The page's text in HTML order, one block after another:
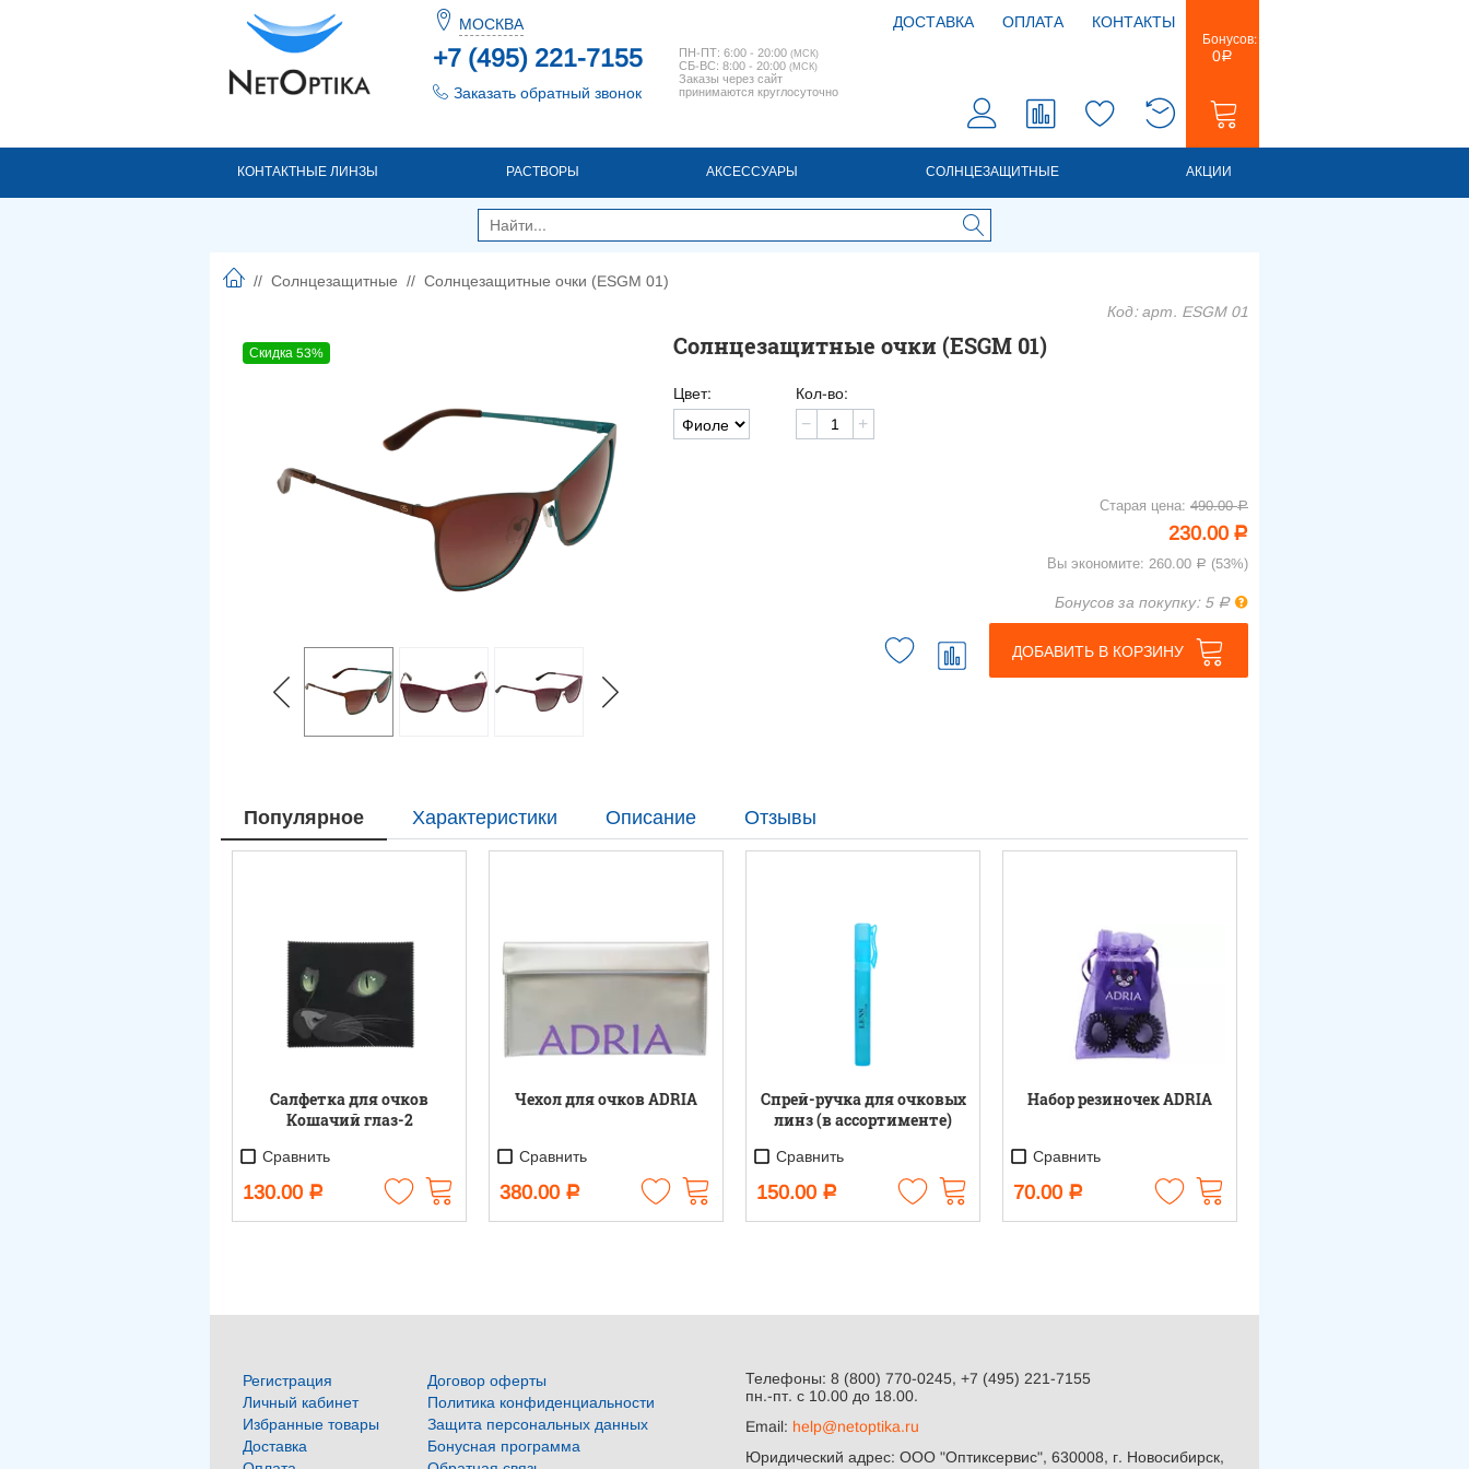
МОСКВА
+7 (495) 221-7155
Заказать обратный звонок
ПН-ПТ: 6:00 - 20:00 (МСК)
СБ-ВС: 8:00 - 20:00 (МСК)
Заказы через сайт
принимаются круглосуточно
ДОСТАВКА ОПЛАТА КОНТАКТЫ
Бонусов:
0Р
КОНТАКТНЫЕ ЛИНЗЫ РАСТВОРЫ АКСЕССУАРЫ СОЛНЦЕЗАЩИТНЫЕ АКЦИИ
// Солнцезащитные // Солнцезащитные очки (ESGM 01)
Код: арт. ESGM 01
Скидка 53% Солнцезащитные очки (ESGM 01)
Цвет: Кол-во:
− +
Старая цена: 490.00 Р
230.00 Р
Вы экономите: 260.00 Р (53%)
Бонусов за покупку: 5 Р Правила бонусной программы
ДОБАВИТЬ В КОРЗИНУ
Популярное Характеристики Описание Отзывы
Салфетка для очков
Кошачий глаз-2
Сравнить
130.00 Р
Чехол для очков ADRIA
Сравнить
380.00 Р
Спрей-ручка для очковых
линз (в ассортименте)
Сравнить
150.00 Р
Набор резиночек ADRIA
Сравнить
70.00 Р
Регистрация
Личный кабинет
Избранные товары
Доставка
Договор оферты
Политика конфиденциальности
Защита персональных данных
Бонусная программа
Телефоны: 8 (800) 770-0245, +7 (495) 221-7155
пн.-пт. с 10.00 до 18.00.
Email: help@netoptika.ru
Юридический адрес: ООО "Оптиксервис", 630008, г. Новосибирск,